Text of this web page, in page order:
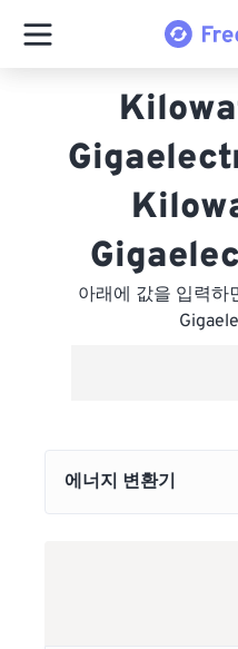
아래에 값을 입력하